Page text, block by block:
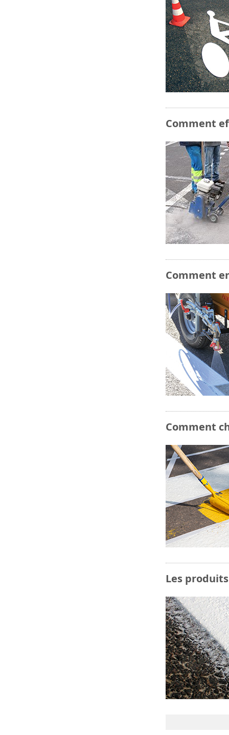
Comment
Comment
Comment
Les